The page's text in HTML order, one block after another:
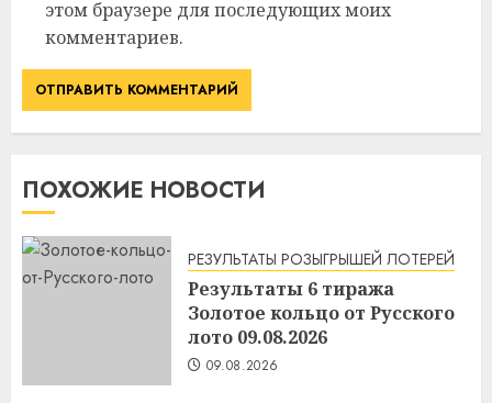
этом браузере для последующих моих
комментариев.
ПОХОЖИЕ НОВОСТИ
РЕЗУЛЬТАТЫ РОЗЫГРЫШЕЙ ЛОТЕРЕЙ
Результаты 6 тиража
Золотое кольцо от Русского
лото 09.08.2026
09.08.2026